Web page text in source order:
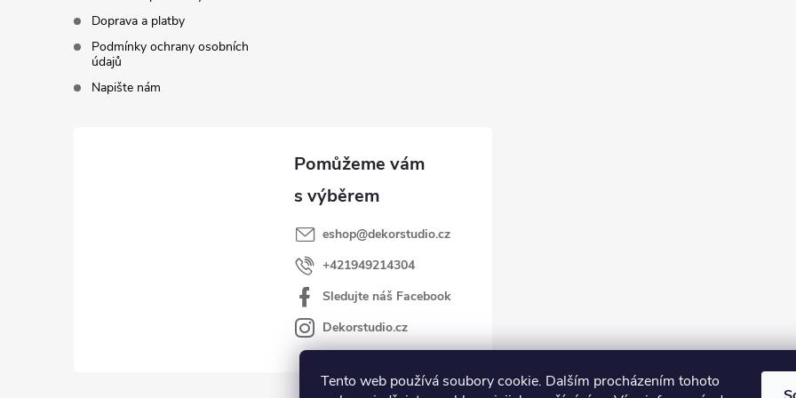
Tento web používá soubory cookie. Dalším procházením tohoto
Doprava a platby
Podmínky ochrany osobních
údajů
Napište nám
eshop@dekorstudio.cz
+421949214304
Sledujte náš Facebook
Dekorstudio.cz